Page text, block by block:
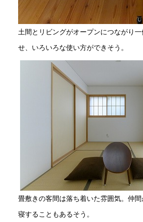
土間とリビングがオープンにつながり
せ、いろいろな使い方ができそう。
畳敷きの客間は落ち着いた雰囲気。仲
寝することもあるそう。